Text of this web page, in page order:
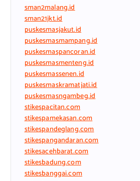
sman2malang.id
sman21jkt.id
puskesmasjakut.id
puskesmasmampang.id
puskesmaspancoran.id
puskesmasmenteng.id
puskesmassenen.id
puskesmaskramatjati.id
puskesmasngambeg.id
stikespacitan.com
stikespamekasan.com
stikespandeglang.com
stikespangandaran.com
stikesacehbarat.com
stikesbadung.com
stikesbanggai.com